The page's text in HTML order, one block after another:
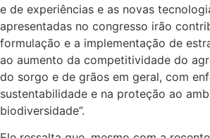
e de experiências e as novas
apresentadas no congresso irão
formulação e a implementação de
ao aumento da competitividade do
do sorgo e de grãos em geral, com
sustentabilidade e na proteção ao
biodiversidade”.